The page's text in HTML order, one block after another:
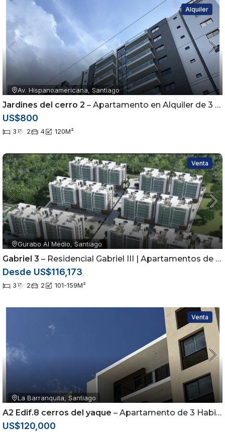
Alquiler
Av. Hispanoamericana, Santiago
Jardines del cerro 2 – Apartamento en Alquiler de 3 Habitaciones | Torre con Piscina |
US$800
3 2 4 120M²
Venta
Gurabo Al Medio, Santiago
Gabriel 3 – Residencial Gabriel III | Apartamentos de 3 Habitaciones en Gurabo
Desde US$116,173
3 2 2 101-159M²
Venta
La Barranquita, Santiago
A2 Edif.8 cerros del yaque – Apartamento de 3 Habitaciones en Cerros del Yaque | Piscina y Casa Club |
US$120,000